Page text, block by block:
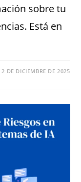
sobre tu
Está en
2 DE DICIEMBRE DE 2025